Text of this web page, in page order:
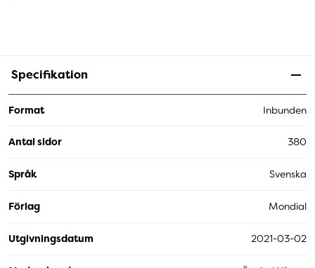
Specifikation
Format Inbunden
Antal sidor 380
Språk Svenska
Förlag Mondial
Utgivningsdatum 2021-03-02